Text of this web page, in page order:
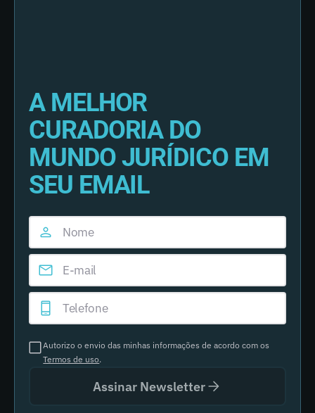
A MELHOR
CURADORIA DO
MUNDO JURÍDICO EM
SEU EMAIL
Autorizo o envio das minhas informações de acordo com os
Termos de uso.
Assinar Newsletter